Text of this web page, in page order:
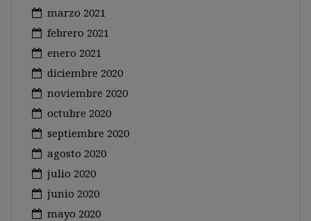
marzo 2021
febrero 2021
enero 2021
diciembre 2020
noviembre 2020
octubre 2020
septiembre 2020
agosto 2020
julio 2020
junio 2020
mayo 2020